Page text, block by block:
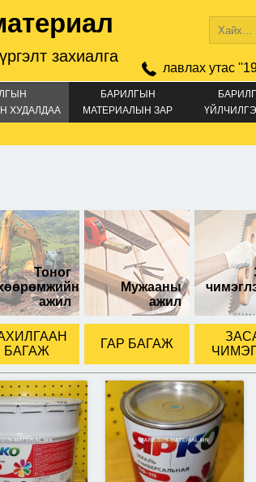
захиалга
лавлах утас
ХУДАЛДАА
БАРИЛГЫН
МАТЕРИАЛЫН ЗАР
Тоног
ажил
Мужааны
ажил
БАГАЖ
ГАР БАГАЖ
савласан
Ярко цэнхэр будаг/1
литр/